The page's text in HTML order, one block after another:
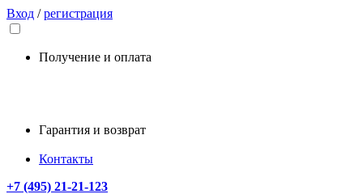
Вход /регистрация
Получение и оплата
Гарантия и возврат
Контакты
+7 (495) 21-21-123